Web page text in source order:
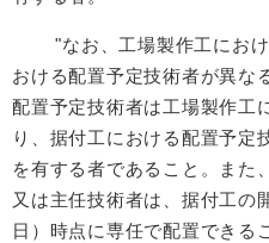
"なお、工場製作工におけ
おける配置予定技術者が異な
配置予定技術者は工場製作工
り、据付工における配置予定
を有する者であること。また
又は主任技術者は、据付工の
日）時点に専任で配置できる